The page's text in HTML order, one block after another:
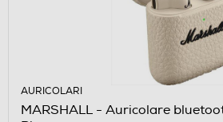
AURICOLARI
MARSHALL - Auricolare